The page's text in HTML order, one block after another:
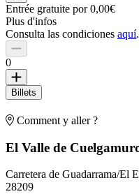
Comment y aller ?
El Valle de
Carretera de Guadarrama/El
28209
Entrée gratuite por 0,00€
Plus d'infos
Consulta las condiciones aquí.
0
Billets